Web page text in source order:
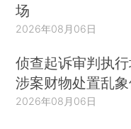
场
2026年08月06日
侦查起诉审判执
涉案财物处置乱
2026年08月06日